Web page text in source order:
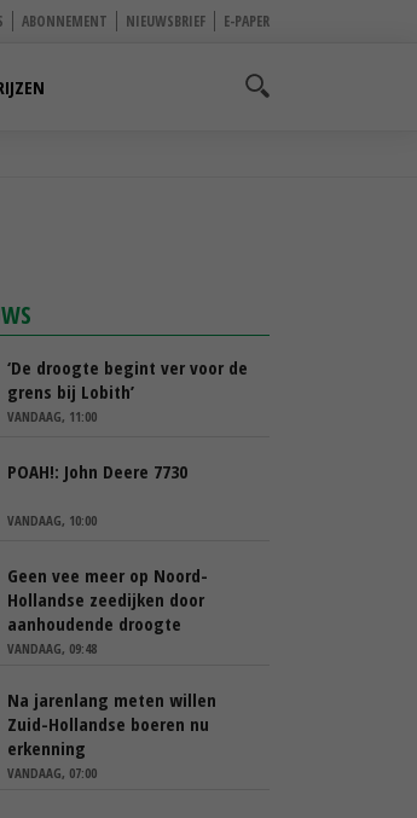
ABONNEMENT NIEUWSBRIEF E-PAPER
‘De droogte begint ver voor de
grens bij Lobith’
VANDAAG, 11:00
POAH!: John Deere 7730
VANDAAG, 10:00
Geen vee meer op Noord-
Hollandse zeedijken door
aanhoudende droogte
VANDAAG, 09:48
Na jarenlang meten willen
Zuid-Hollandse boeren nu
erkenning
VANDAAG, 07:00